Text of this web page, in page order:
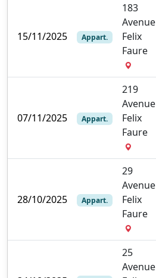
15/11/2025 Appart.
183
Avenue
Felix
Faure
07/11/2025 Appart.
219
Avenue
Felix
Faure
28/10/2025 Appart.
29
Avenue
Felix
Faure
25
Avenue